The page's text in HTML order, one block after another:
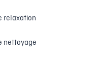
relaxation
nettoyage